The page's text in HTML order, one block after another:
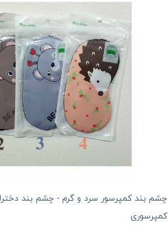
چشم بند کمپرسور سرد و گرم - چشم بند
کمپرسوری